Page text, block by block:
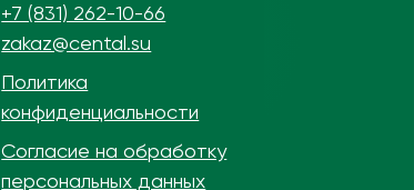
+7 (831) 262-10-66
zakaz@cental.su
Политика
конфиденциальности
Согласие на обработку
персональных данных